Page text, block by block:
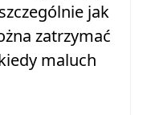
jak
zatrzymać
maluch